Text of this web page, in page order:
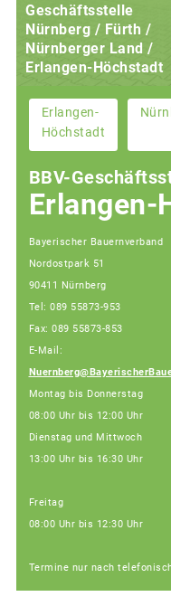
Geschäftsstelle
Nürnberg / Fürth /
Nürnberger Land /
Erlangen-Höchstadt
Erlangen-
Höchstadt
BBV-
Erlangen-
Bayerischer Bauernverband
Nordostpark 51
90411 Nürnberg
Tel: 089 55873-953
Fax: 089 55873-853
E-Mail:
Montag bis Donnerstag
08:00 Uhr bis 12:00 Uhr
Dienstag und Mittwoch
13:00 Uhr bis 16:30 Uhr
Freitag
08:00 Uhr bis 12:30 Uhr
Termine nur nach